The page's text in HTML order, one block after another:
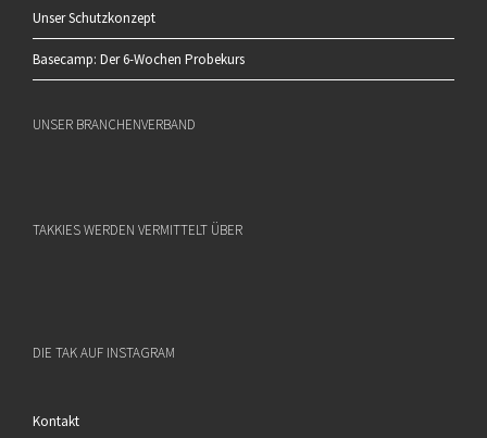
Unser Schutzkonzept
Basecamp: Der 6-Wochen Probekurs
UNSER BRANCHENVERBAND
TAKKIES WERDEN VERMITTELT ÜBER
DIE TAK AUF INSTAGRAM
Kontakt